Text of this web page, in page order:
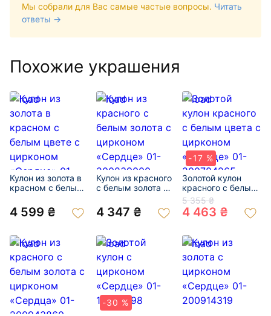
Мы собрали для Вас самые частые вопросы. Читать
ответы →
Похожие украшения
Кулон из золота в
красном с белым
«Сердце» 01-
200926858
4 599 ₴
Кулон из красного
с белым золота с
«Сердце» 01-
200839000
4 347 ₴
-17 %
Золотой кулон
красного с белым
цвета с цирконом
«Сердце» 01-
200784265
5 355 ₴
4 463 ₴
-30 %